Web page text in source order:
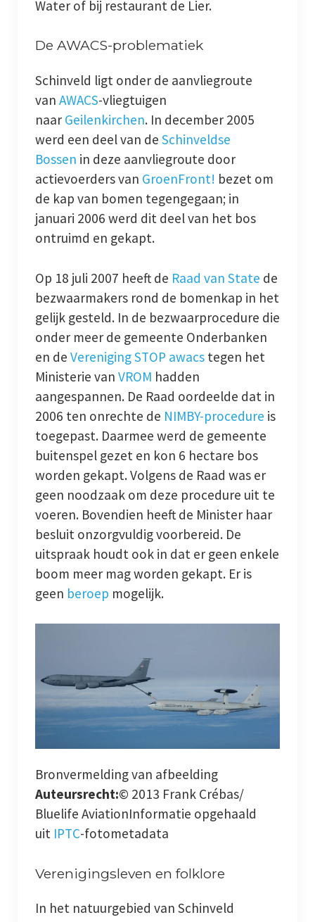
Water of bij restaurant de Lier.
De AWACS-problematiek
Schinveld ligt onder de aanvliegroute
van AWACS-vliegtuigen
naar Geilenkirchen. In december 2005
werd een deel van de Schinveldse
Bossen in deze aanvliegroute door
actievoerders van GroenFront! bezet om
de kap van bomen tegengegaan; in
januari 2006 werd dit deel van het bos
ontruimd en gekapt.
Op 18 juli 2007 heeft de Raad van State de
bezwaarmakers rond de bomenkap in het
gelijk gesteld. In de bezwaarprocedure die
onder meer de gemeente Onderbanken
en de Vereniging STOP awacstegen het
Ministerie van VROM hadden
aangespannen. De Raad oordeelde dat in
2006 ten onrechte de NIMBY-procedure is
toegepast. Daarmee werd de gemeente
buitenspel gezet en kon 6 hectare bos
worden gekapt. Volgens de Raad was er
geen noodzaak om deze procedure uit te
voeren. Bovendien heeft de Minister haar
besluit onzorgvuldig voorbereid. De
uitspraak houdt ook in dat er geen enkele
boom meer mag worden gekapt. Er is
geen beroep mogelijk.
Bronvermelding van afbeelding
Auteursrecht:© 2013 Frank Crébas/
Bluelife AviationInformatie opgehaald
uit IPTC-fotometadata
Verenigingsleven en folklore
In het natuurgebied van Schinveld